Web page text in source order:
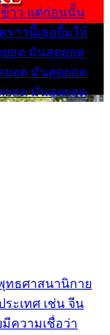
ข้าว แต่ก่อนนั้น
ราวนี้เธอยิ้มให้
ยอด มันสุดยอด
อด มันสุดยอด
อด มันสุดยอด
ทธศาสนานิกาย
ะเทศ เช่น จีน
ความเชื่อว่า